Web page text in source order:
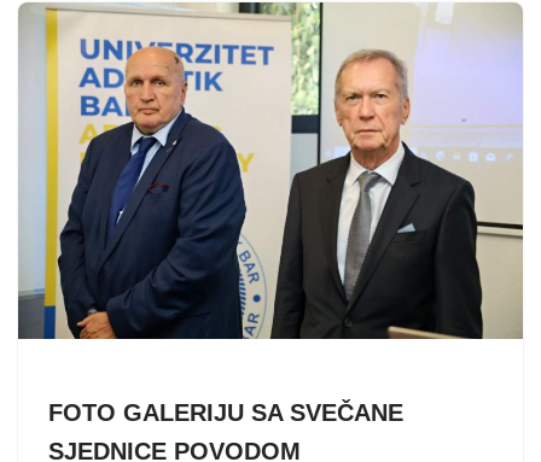
FOTO GALERIJU SA SVEČANE
SJEDNICE POVODOM